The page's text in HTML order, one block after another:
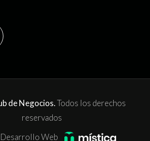
de Negocios.Todos los derechos
reservados
Web